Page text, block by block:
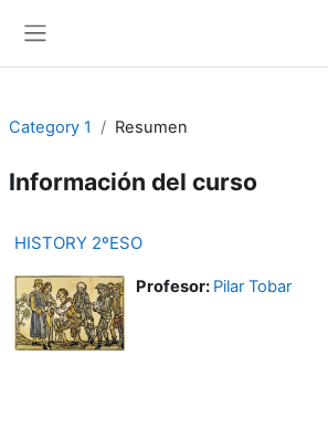
Category 1 Resumen
Información del curso
HISTORY 2ºESO
Profesor: Pilar Tobar